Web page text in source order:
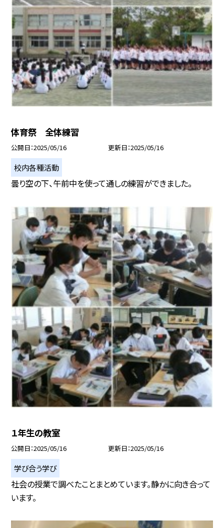
体育祭 全体練習
公開日 2025/05/16 更新日 2025/05/16
校内各種活動
曇り空の下、午前中を使って通しの練習ができました。
１年生の教室
公開日 2025/05/16 更新日 2025/05/16
学び合う学び
社会の授業で調べたことまとめています。静かに向き合って
います。